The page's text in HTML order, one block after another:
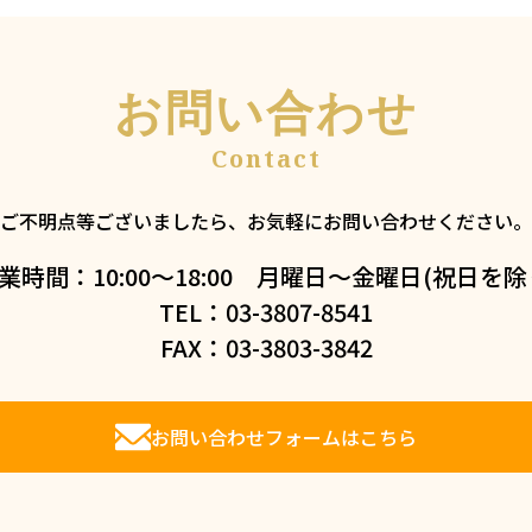
お問い合わせ
ご不明点等ございましたら、お気軽にお問い合わせください。
時間：10:00～18:00 月曜日～金曜日(祝日を
TEL：03-3807-8541
FAX：03-3803-3842
お問い合わせフォームはこちら